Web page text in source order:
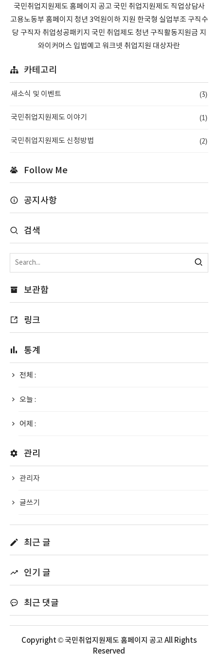
국민취업지원제도 홈페이지 공고 국민 취업지원제도 직업상담사
고용노동부 홈페이지 청년 3억원이하 지원 한국형 실업부조 구직수
당 구직자 취업성공패키지 국민 취업제도 청년 구직활동지원금 지
와이커머스 입법예고 워크넷 취업지원 대상자란
카테고리
새소식 및 이벤트 (3)
국민취업지원제도 이야기 (1)
국민취업지원제도 신청방법 (2)
Follow Me
공지사항
검색
보관함
링크
통계
전체 :
오늘 :
어제 :
관리
관리자
글쓰기
최근 글
인기 글
최근 댓글
Copyright © 국민취업지원제도 홈페이지 공고 All Rights
Reserved